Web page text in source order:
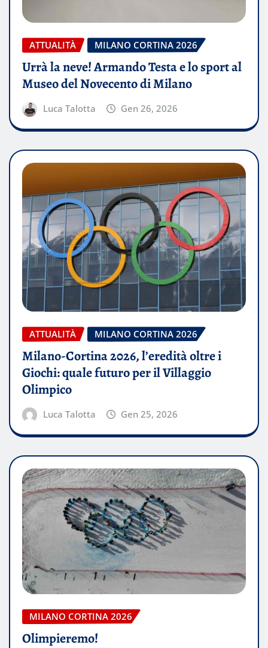
ATTUALITÀ MILANO CORTINA 2026
Urrà la neve! Armando Testa e lo sport al
Museo del Novecento di Milano
Luca Talotta Gen 26, 2026
ATTUALITÀ MILANO CORTINA 2026
Milano-Cortina 2026, l’eredità oltre i
Giochi: quale futuro per il Villaggio
Olimpico
Luca Talotta Gen 25, 2026
MILANO CORTINA 2026
Olimpieremo!